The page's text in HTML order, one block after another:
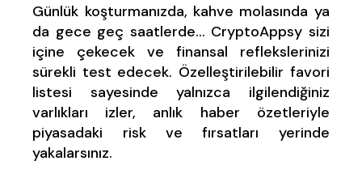
Günlük koşturmanızda, kahve molasında ya
da gece geç saatlerde… CryptoAppsy sizi
içine çekecek ve finansal reflekslerinizi
sürekli test edecek. Özelleştirilebilir favori
listesi sayesinde yalnızca ilgilendiğiniz
varlıkları izler, anlık haber özetleriyle
piyasadaki risk ve fırsatları yerinde
yakalarsınız.